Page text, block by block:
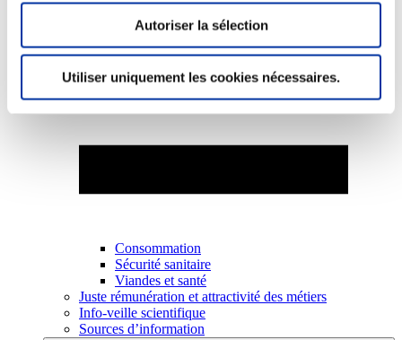
Autoriser la sélection
Utiliser uniquement les cookies nécessaires.
Consommation
Sécurité sanitaire
Viandes et santé
Juste rémunération et attractivité des métiers
Info-veille scientifique
Sources d’information